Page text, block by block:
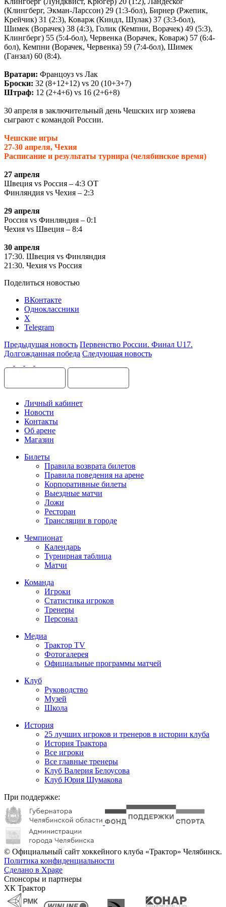
(Клингберг, Экман-Ларссон) 29 (1:3-бол), Бирнер (Ржепик,
Крейчик) 31 (2:3), Коварж (Киндл, Шулак) 37 (3:3-бол),
Шимек (Ворачек) 38 (4:3), Голик (Кемпни, Ворачек) 49 (5:3),
Клингберг) 55 (5:4-бол), Червенка (Ворачек, Коварж) 57 (6:4-
бол), Кемпни (Ворачек, Червенка) 59 (7:4-бол), Шимек
(Ганзал) 60 (8:4).
Вратари: Францоуз vs Лак
Броски: 32 (8+12+12) vs 20 (10+3+7)
Штраф: 12 (2+4+6) vs 16 (2+6+8)
30 апреля в заключительный день Чешских игр хозяева
сыграют с командой России.
Чешские игры
27-30 апреля, Чехия
Расписание и результаты турнира (челябинское время)
27 апреля
Швеция vs Россия – 4:3 ОТ
Финляндия vs Чехия – 2:3
29 апреля
Россия vs Финляндия – 0:1
Чехия vs Швеция – 8:4
30 апреля
17:30. Швеция vs Финляндия
21:30. Чехия vs Россия
Поделиться новостью
ВКонтакте
Одноклассники
X
Telegram
Предыдущая новость Первенство России. Финал U17.
Долгожданная победа Следующая новость
Личный кабинет
Новости
Контакты
Об арене
Магазин
Билеты
Правила возврата билетов
Правила поведения на арене
Корпоративные билеты
Выездные матчи
Ложи
Ресторан
Трансляции в городе
Чемпионат
Календарь
Турнирная таблица
Матчи
Команда
Игроки
Статистика игроков
Тренеры
Персонал
Медиа
Трактор TV
Фотогалерея
Официальные программы матчей
Клуб
Руководство
Музей
Школа
История
25 лучших игроков и тренеров в истории клуба
История Трактора
Все игроки
Все главные тренеры
Клуб Валерия Белоусова
Клуб Юрия Шумакова
При поддержке:
© Официальный сайт хоккейного клуба «Трактор» Челябинск.
Политика конфиденциальности
Сделано в Xpage
Спонсоры и партнеры
ХК Трактор